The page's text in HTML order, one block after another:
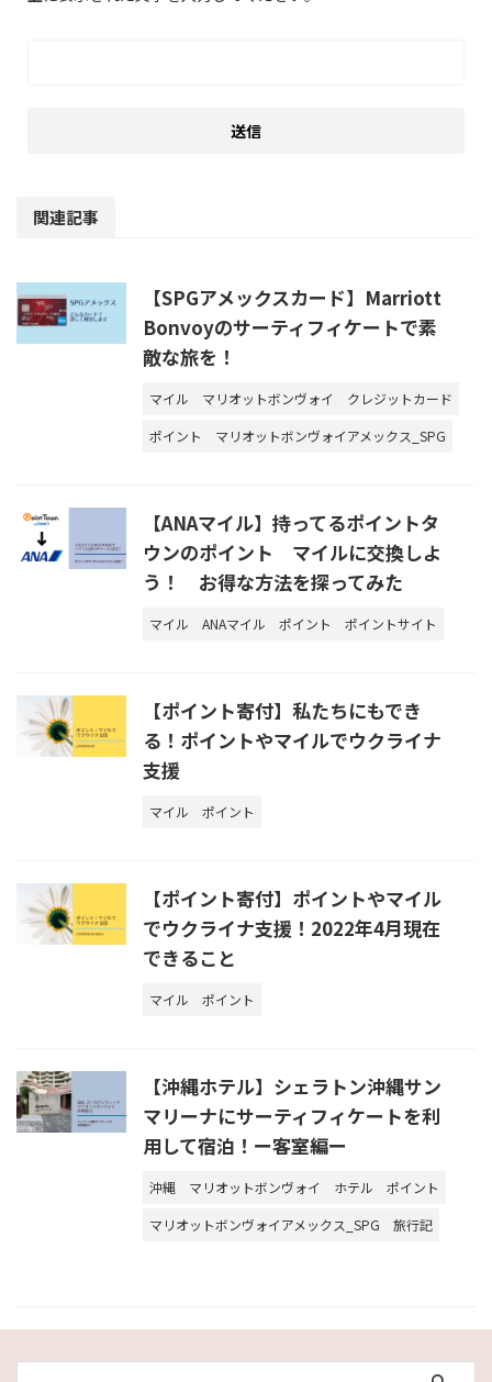
関連記事
【SPGアメックスカード】Marriott
Bonvoyのサーティフィケートで素
敵な旅を！
マイル マリオットボンヴォイ
クレジットカード
ポイント
マリオットボンヴォイアメックス_SPG
【ANAマイル】持ってるポイントタ
ウンのポイント マイルに交換しよ
う！ お得な方法を探ってみた
マイル ANAマイル ポイント ポイントサイト
【ポイント寄付】私たちにもでき
る！ポイントやマイルでウクライナ
支援
マイル ポイント
【ポイント寄付】ポイントやマイル
でウクライナ支援！2022年4月現在
できること
マイル ポイント
【沖縄ホテル】シェラトン沖縄サン
マリーナにサーティフィケートを利
用して宿泊！ー客室編ー
沖縄 マリオットボンヴォイ ホテル
ポイント
マリオットボンヴォイアメックス_SPG
旅行記